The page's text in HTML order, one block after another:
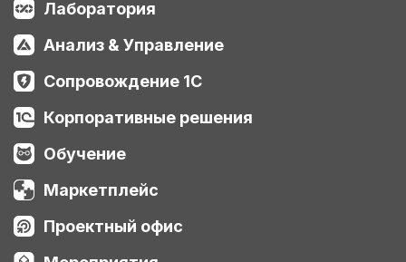
Лаборатория
Анализ & Управление
Сопровождение 1С
Корпоративные решения
Обучение
Маркетплейс
Проектный офис